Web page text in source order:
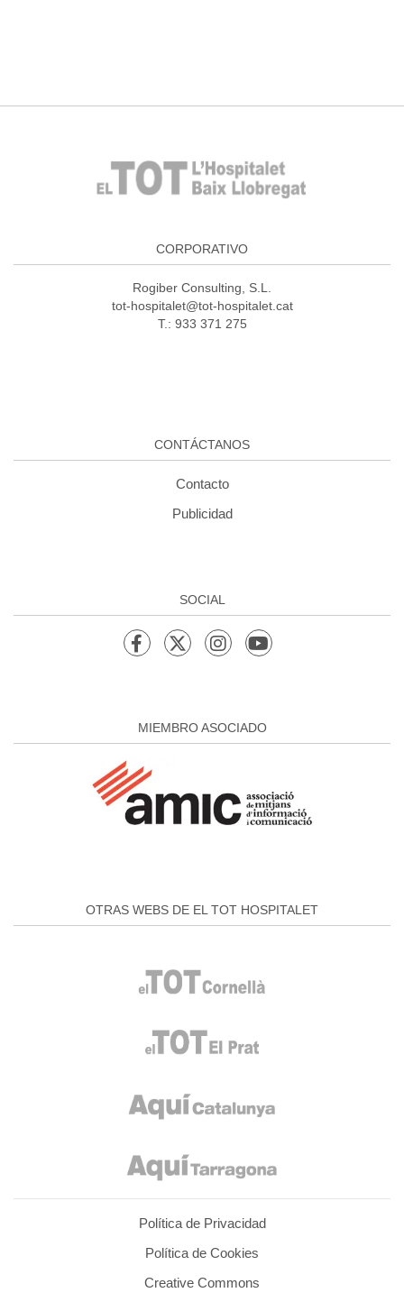
CORPORATIVO
Rogiber Consulting, S.L.
tot-hospitalet@tot-hospitalet.cat
T.: 933 371 275
CONTÁCTANOS
Contacto
Publicidad
SOCIAL
MIEMBRO ASOCIADO
OTRAS WEBS DE EL TOT HOSPITALET
Política de Privacidad
Política de Cookies
Creative Commons